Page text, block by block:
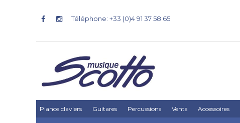
Téléphone: +33 (0)4 91 37 58 65
Pianos claviers Guitares Percussions Vents Accessoires